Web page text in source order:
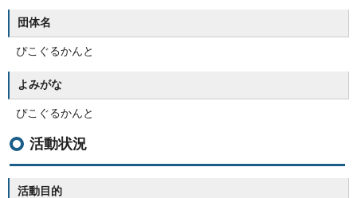
団体名
ぴこぐるかんと
よみがな
ぴこぐるかんと
活動状況
活動目的